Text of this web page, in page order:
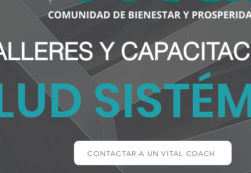
Y
CONTACTAR A UN VITAL COACH